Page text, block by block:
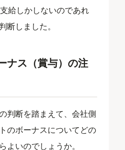
給しかしないのであれ
断しました。
ナス（賞与）の注
判断を踏まえて、会社側
のボーナスについてどの
よいのでしょうか。